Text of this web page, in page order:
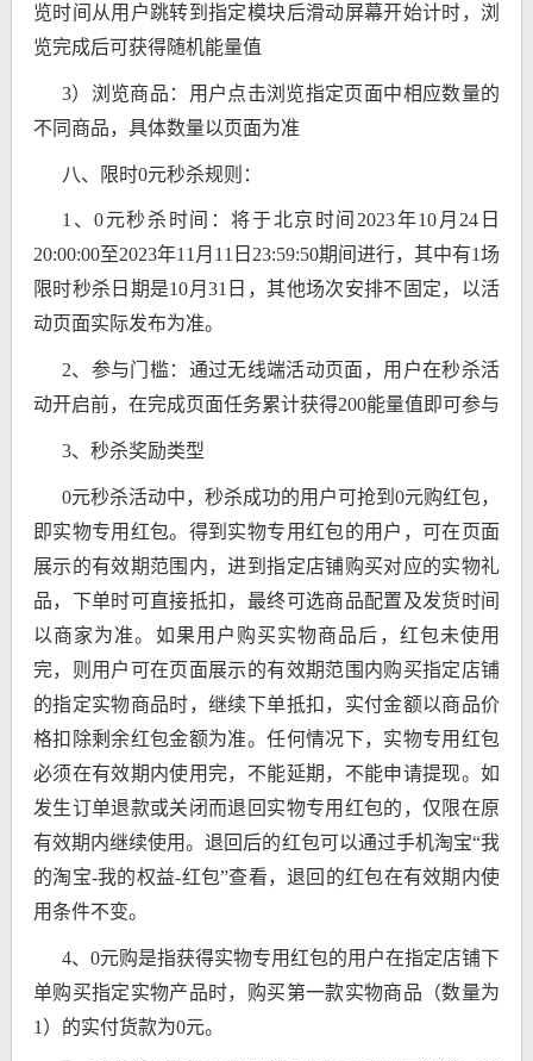
览时间从用户跳转到指定模块后滑动屏幕开始计时，浏
览完成后可获得随机能量值
3）浏览商品：用户点击浏览指定页面中相应数量的
不同商品，具体数量以页面为准
八、限时0元秒杀规则：
1、0元秒杀时间：将于北京时间2023年10月24日
20:00:00至2023年11月11日23:59:50期间进行，其中有1场
限时秒杀日期是10月31日，其他场次安排不固定，以活
动页面实际发布为准。
2、参与门槛：通过无线端活动页面，用户在秒杀活
动开启前，在完成页面任务累计获得200能量值即可参与
3、秒杀奖励类型
0元秒杀活动中，秒杀成功的用户可抢到0元购红包，
即实物专用红包。得到实物专用红包的用户，可在页面
展示的有效期范围内，进到指定店铺购买对应的实物礼
品，下单时可直接抵扣，最终可选商品配置及发货时间
以商家为准。如果用户购买实物商品后，红包未使用
完，则用户可在页面展示的有效期范围内购买指定店铺
的指定实物商品时，继续下单抵扣，实付金额以商品价
格扣除剩余红包金额为准。任何情况下，实物专用红包
必须在有效期内使用完，不能延期，不能申请提现。如
发生订单退款或关闭而退回实物专用红包的，仅限在原
有效期内继续使用。退回后的红包可以通过手机淘宝“我
的淘宝-我的权益-红包”查看，退回的红包在有效期内使
用条件不变。
4、0元购是指获得实物专用红包的用户在指定店铺下
单购买指定实物产品时，购买第一款实物商品（数量为
1）的实付货款为0元。